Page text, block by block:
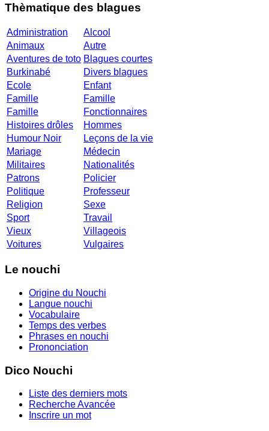
Thèmatique des blagues
Administration
Alcool
Animaux
Autre
Aventures de toto Blagues courtes
Burkinabé
Divers blagues
Ecole
Enfant
Famille
Famille
Famille
Fonctionnaires
Histoires drôles
Hommes
Humour Noir
Leçons de la vie
Mariage
Médecin
Militaires
Nationalités
Patrons
Policier
Politique
Professeur
Religion
Sexe
Sport
Travail
Vieux
Villageois
Voitures
Vulgaires
Le nouchi
Origine du Nouchi
Langue nouchi
Vocabulaire
Temps des verbes
Phrases en nouchi
Prononciation
Dico Nouchi
Liste des derniers mots
Recherche Avancée
Inscrire un mot